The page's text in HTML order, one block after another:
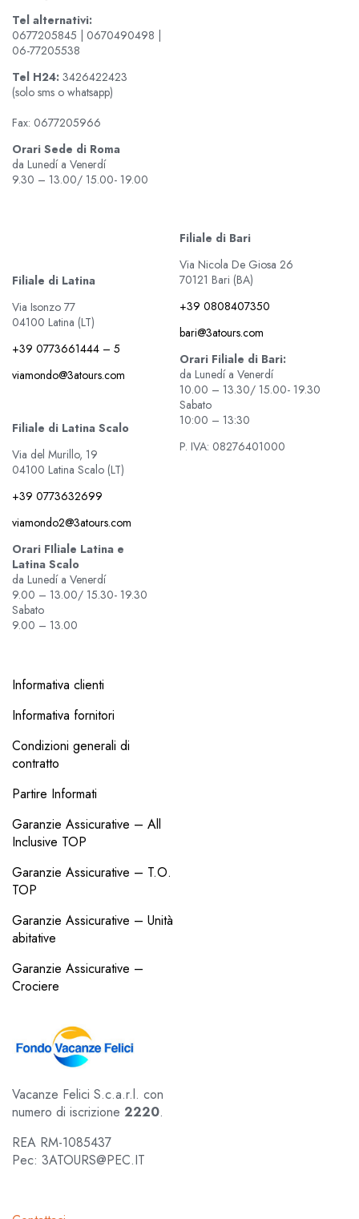
Tel alternativi:
0677205845 | 0670490498 |
06-77205538
Tel H24: 3426422423
(solo sms o whatsapp)
Fax: 0677205966
Orari Sede di Roma
da Lunedí a Venerdí
9.30 – 13.00/ 15.00- 19.00
Filiale di Latina
Via Isonzo 77
04100 Latina (LT)
+39 0773661444 – 5
viamondo@3atours.com
Filiale di Latina Scalo
Via del Murillo, 19
04100 Latina Scalo (LT)
+39 0773632699
viamondo2@3atours.com
Orari FIliale Latina e
Latina Scalo
da Lunedí a Venerdí
9.00 – 13.00/ 15.30- 19.30
Sabato
9.00 – 13.00
Filiale di Bari
Via Nicola De Giosa 26
70121 Bari (BA)
+39 0808407350
bari@3atours.com
Orari Filiale di Bari:
da Lunedí a Venerdí
10.00 – 13.30/ 15.00- 19.30
Sabato
10:00 – 13:30
P. IVA: 08276401000
Informativa clienti
Informativa fornitori
Condizioni generali di
contratto
Partire Informati
Garanzie Assicurative – All
Inclusive TOP
Garanzie Assicurative – T.O.
TOP
Garanzie Assicurative – Unità
abitative
Garanzie Assicurative –
Crociere
Vacanze Felici S.c.a.r.l. con
numero di iscrizione 2220.
REA RM-1085437
Pec: 3ATOURS@PEC.IT